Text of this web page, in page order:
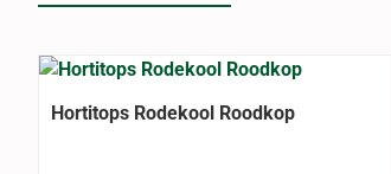
Hortitops Rodekool Roodkop